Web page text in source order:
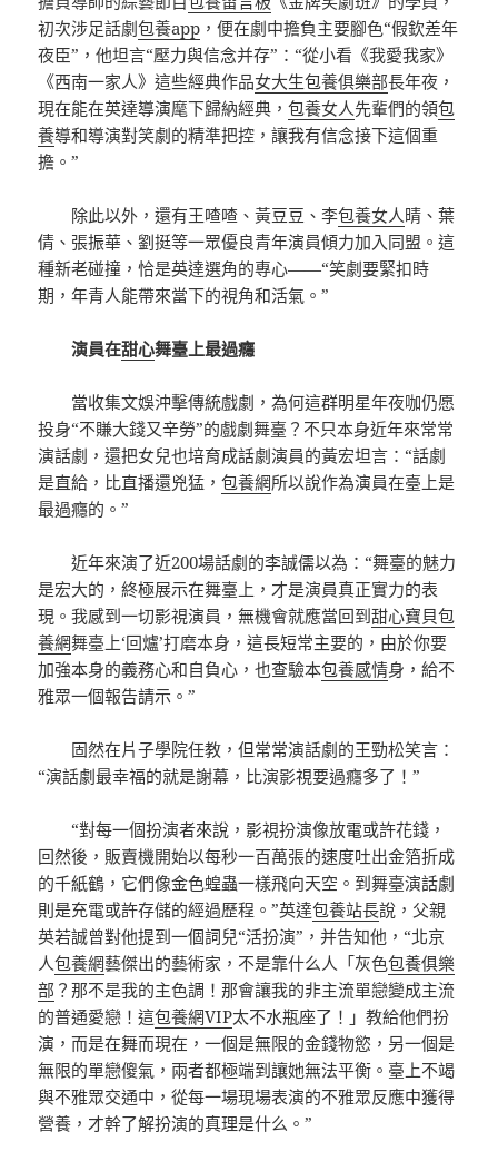
初次涉足話劇包養app ，便在劇中擔負主要腳色“假欽差年
夜臣”，他坦言“壓力與信念并存”：“從小看《我愛我家》
《西南一家人》這些經典作品女大生包養俱樂部長年夜，
現在能在英達導演麾下歸納經典，包養女人先輩們的領包
養導和導演對笑劇的精準把控，讓我有信念接下這個重
擔。”
除此以外，還有王喳喳、黃豆豆、李包養女人晴、葉
倩、張振華、劉挺等一眾優良青年演員傾力加入同盟。這
種新老碰撞，恰是英達選角的專心——“笑劇要緊扣時
期，年青人能帶來當下的視角和活氣。”
演員在甜心舞臺上最過癮
當收集文娛沖擊傳統戲劇，為何這群明星年夜咖仍愿
投身“不賺大錢又辛勞”的戲劇舞臺？不只本身近年來常常
演話劇，還把女兒也培育成話劇演員的黃宏坦言：“話劇
是直給，比直播還兇猛，包養網所以說作為演員在臺上是
最過癮的。”
近年來演了近200場話劇的李誠儒以為：“舞臺的魅力
是宏大的，終極展示在舞臺上，才是演員真正實力的表
現。我感到一切影視演員，無機會就應當回到甜心寶貝包
養網舞臺上‘回爐’打磨本身，這長短常主要的，由於你要
加強本身的義務心和自負心，也查驗本包養感情身，給不
雅眾一個報告請示。”
固然在片子學院任教，但常常演話劇的王勁松笑言：
“演話劇最幸福的就是謝幕，比演影視要過癮多了！”
“對每一個扮演者來說，影視扮演像放電或許花錢，
回然後，販賣機開始以每秒一百萬張的速度吐出金箔折成
的千紙鶴，它們像金色蝗蟲一樣飛向天空。到舞臺演話劇
則是充電或許存儲的經過歷程。”英達包養站長說，父親
英若誠曾對他提到一個詞兒“活扮演”，并告知他，“北京
人包養網藝傑出的藝術家，不是靠什么人「灰色包養俱樂
部 ？那不是我的主色調！那會讓我的非主流單戀變成主流
的普通愛戀！這包養網VIP太不水瓶座了！」教給他們扮
演，而是在舞而現在，一個是無限的金錢物慾，另一個是
無限的單戀傻氣，兩者都極端到讓她無法平衡。臺上不竭
與不雅眾交通中，從每一場現場表演的不雅眾反應中獲得
營養，才幹了解扮演的真理是什么。”